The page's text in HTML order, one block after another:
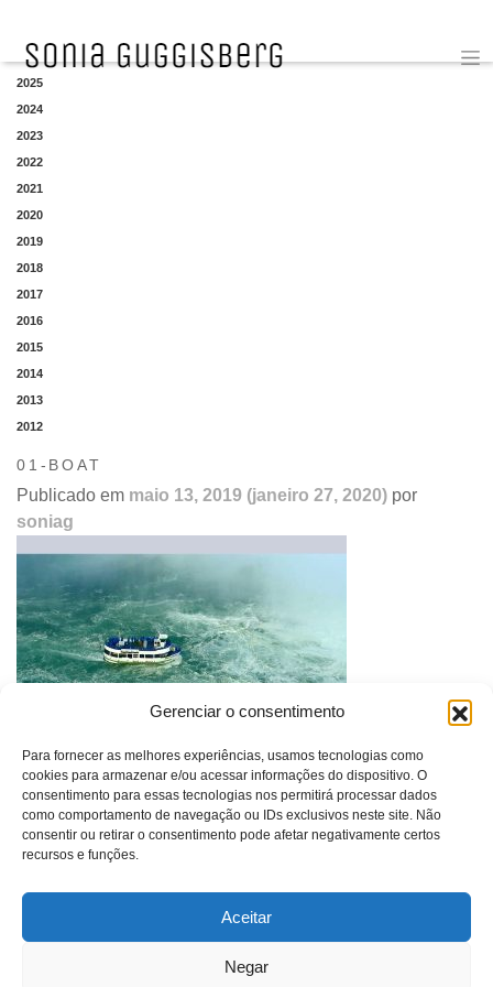
Gerenciar o consentimento
Para fornecer as melhores experiências, usamos tecnologias como
cookies para armazenar e/ou acessar informações do dispositivo. O
consentimento para essas tecnologias nos permitirá processar dados
como comportamento de navegação ou IDs exclusivos neste site. Não
consentir ou retirar o consentimento pode afetar negativamente certos
recursos e funções.
Aceitar
Negar
YEAR
2025
2024
2023
2022
2021
2020
2019
2018
2017
2016
2015
2014
2013
2012
01-BOAT
Publicado em maio 13, 2019 (janeiro 27, 2020) por
soniag
Navegação
de
post
Barco | Boat | 2011
SONIA GUGGISBERG
contato@soniaguggisberg.com.br